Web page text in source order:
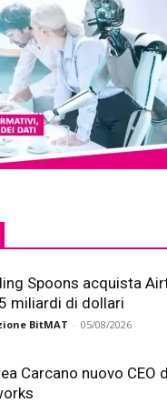
Spoons acquista
miliardi di dollari
BitMAT - 05/08/2026
Carcano nuovo CEO